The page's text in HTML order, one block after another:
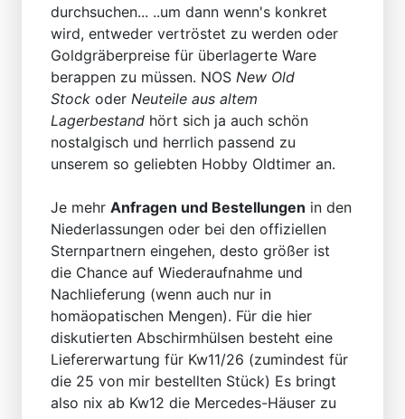
durchsuchen... ..um dann wenn's konkret
wird, entweder vertröstet zu werden oder
Goldgräberpreise für überlagerte Ware
berappen zu müssen. NOS New Old
Stock oder Neuteile aus altem
Lagerbestand hört sich ja auch schön
nostalgisch und herrlich passend zu
unserem so geliebten Hobby Oldtimer an.
Je mehr Anfragen und Bestellungen in den
Niederlassungen oder bei den offiziellen
Sternpartnern eingehen, desto größer ist
die Chance auf Wiederaufnahme und
Nachlieferung (wenn auch nur in
homäopatischen Mengen). Für die hier
diskutierten Abschirmhülsen besteht eine
Liefererwartung für Kw11/26 (zumindest für
die 25 von mir bestellten Stück) Es bringt
also nix ab Kw12 die Mercedes-Häuser zu